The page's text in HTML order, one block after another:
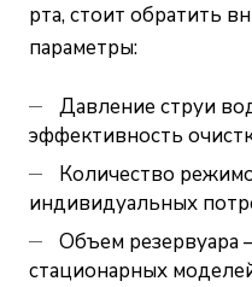
рта, стоит обратить
параметры:
Давление струи
эффективность
Количество
индивидуальных
Объем резервуара
стационарных